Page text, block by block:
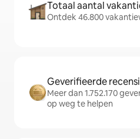
Totaal aantal
Ontdek 46.800
Geverifieerde
Meer dan 1.752.170
op weg te helpen